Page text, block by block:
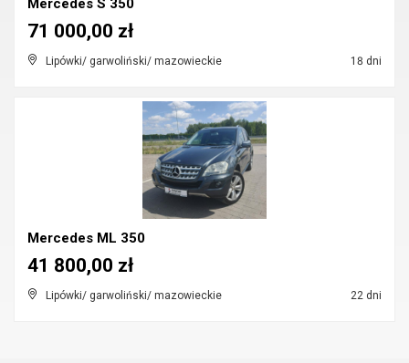
Mercedes S 350
Lipówki/ garwoliński/ mazowieckie 18 dni
71 000,00 zł
Mercedes ML 350
Lipówki/ garwoliński/ mazowieckie 22 dni
41 800,00 zł